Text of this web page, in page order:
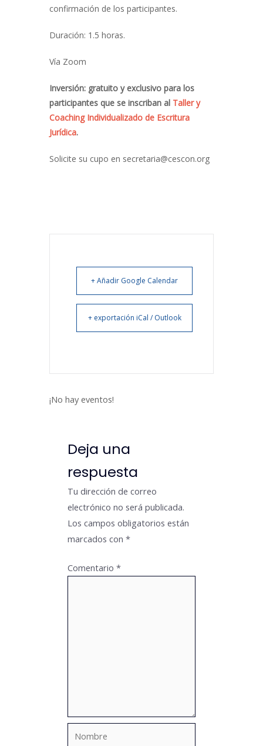
confirmación de los participantes.
Duración: 1.5 horas.
Vía Zoom
Inversión: gratuito y exclusivo para los
participantes que se inscriban al Taller y
Coaching Individualizado de Escritura
Jurídica.
Solicite su cupo en secretaria@cescon.org
+ Añadir Google Calendar
+ exportación iCal / Outlook
¡No hay eventos!
Deja una
respuesta
Tu dirección de correo
electrónico no será publicada.
Los campos obligatorios están
marcados con*
Comentario*